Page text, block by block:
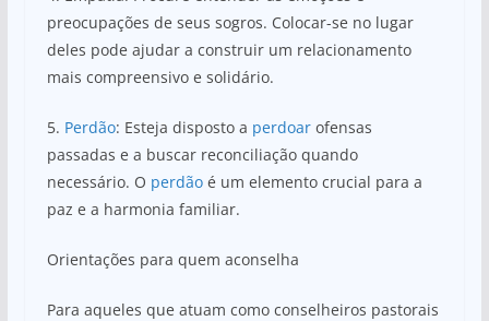
preocupações de seus sogros. Colocar-se no lugar
deles pode ajudar a construir um relacionamento
mais compreensivo e solidário.
5. Perdão: Esteja disposto a perdoarofensas
passadas e a buscar reconciliação quando
necessário. O perdãoé um elemento crucial para a
paz e a harmonia familiar.
Orientações para quem aconselha
Para aqueles que atuam como conselheiros pastorais